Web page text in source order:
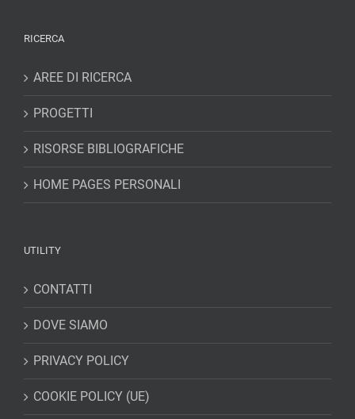
RICERCA
AREE DI RICERCA
PROGETTI
RISORSE BIBLIOGRAFICHE
HOME PAGES PERSONALI
UTILITY
CONTATTI
DOVE SIAMO
PRIVACY POLICY
COOKIE POLICY (UE)